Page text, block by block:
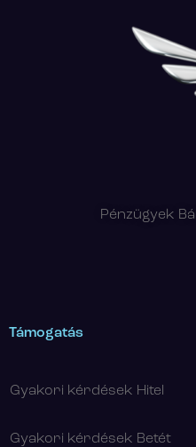
Pénzügyek
Támogatás
Gyakori kérdések Hitel
Gyakori kérdések Betét